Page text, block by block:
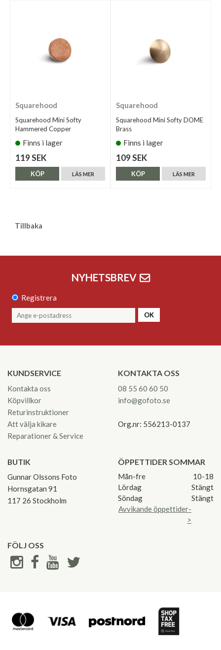
Squarehood
Squarehood Mini Softy
Hammered Copper
Finns i lager
119 SEK
LÄS MER
KÖP
Squarehood
Squarehood Mini Softy DOME
Brass
Finns i lager
109 SEK
LÄS MER
KÖP
Tillbaka
NYHETSBREV
Registrera
OK
KUNDSERVICE
Kontakta oss
Köpvillkor
Returinstruktioner
Att välja kikare
Reparationer & Service
KONTAKTA OSS
08 55 60 60 50
info@gofoto.se
Org.nr: 556213-0137
BUTIK
Gunnar Olssons Foto
Hornsgatan 91
117 26 Stockholm
ÖPPETTIDER SOMMAR
Mån-fre
10-18
Lördag
Stängt
Söndag
Stängt
Avvikande öppettider-
>
FÖLJ OSS